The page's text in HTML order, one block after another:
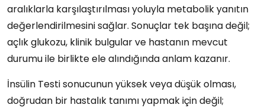
aralıklarla karşılaştırılması yoluyla metabolik yanıtın
değerlendirilmesini sağlar. Sonuçlar tek başına değil;
açlık glukozu, klinik bulgular ve hastanın mevcut
durumu ile birlikte ele alındığında anlam kazanır.
İnsülin Testi sonucunun yüksek veya düşük olması,
doğrudan bir hastalık tanımı yapmak için değil;